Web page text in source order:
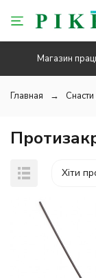
Магазин
Главная
Хіти